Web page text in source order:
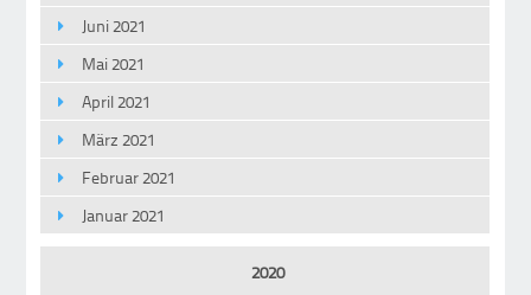
Juni 2021
Mai 2021
April 2021
März 2021
Februar 2021
Januar 2021
2020